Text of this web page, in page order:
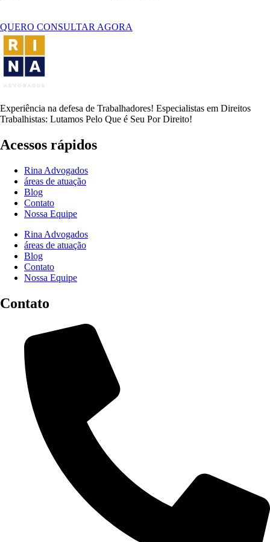
QUERO CONSULTAR AGORA
Experiência na defesa de Trabalhadores! Especialistas em Direitos
Trabalhistas: Lutamos Pelo Que é Seu Por Direito!
Acessos rápidos
Rina Advogados
áreas de atuação
Blog
Contato
Nossa Equipe
Rina Advogados
áreas de atuação
Blog
Contato
Nossa Equipe
Contato